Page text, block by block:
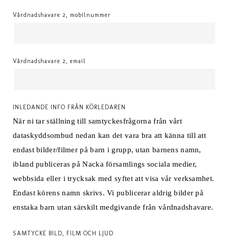
Vårdnadshavare 2, mobilnummer
Vårdnadshavare 2, email
INLEDANDE INFO FRÅN KÖRLEDAREN
När ni tar ställning till samtyckesfrågorna från vårt
dataskyddsombud nedan kan det vara bra att känna till att
endast bilder/filmer på barn i grupp, utan barnens namn,
ibland publiceras på Nacka församlings sociala medier,
webbsida eller i trycksak med syftet att visa vår verksamhet.
Endast körens namn skrivs. Vi publicerar aldrig bilder på
enstaka barn utan särskilt medgivande från vårdnadshavare.
SAMTYCKE BILD, FILM OCH LJUD